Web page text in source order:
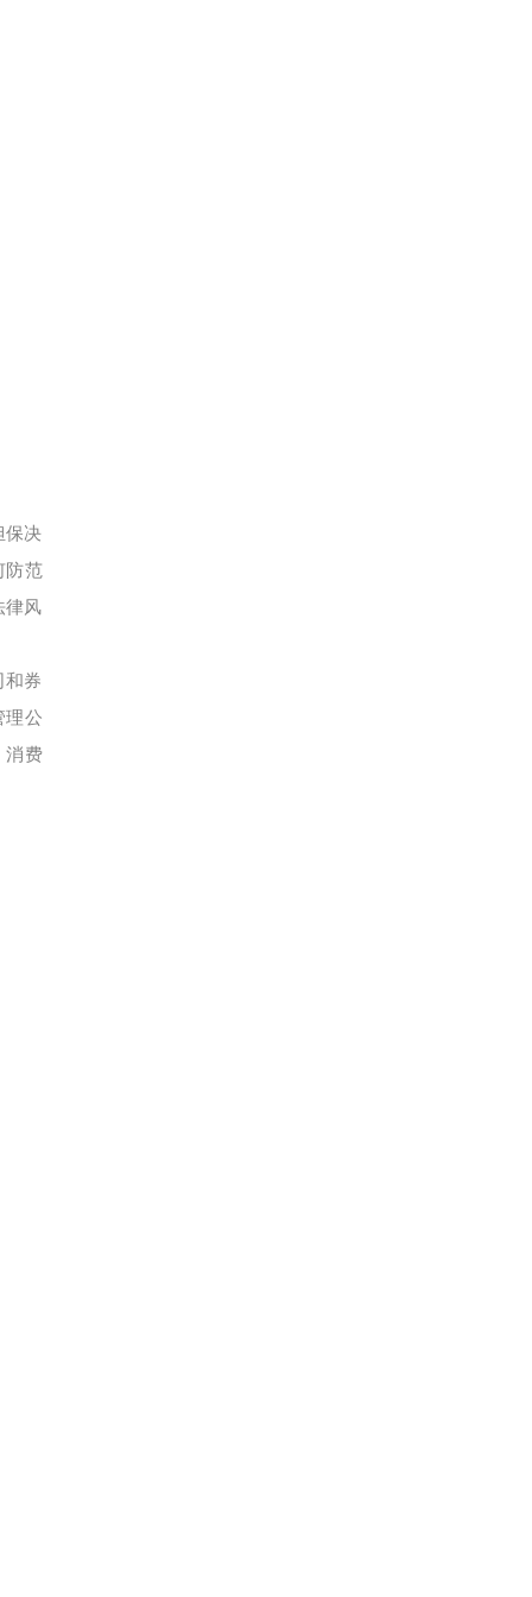
保决
防范
律风
和券
理公
消费